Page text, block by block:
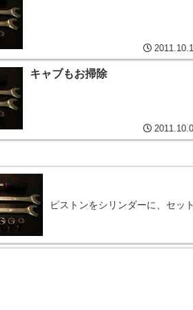
キャブもお掃除
ピストンをシリンダーに、セッ